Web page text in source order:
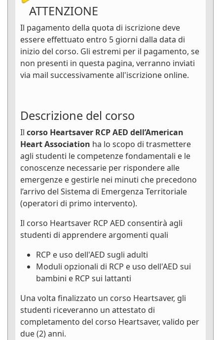
ATTENZIONE
Il pagamento della quota di iscrizione deve
essere effettuato entro 5 giorni dalla data di
inizio del corso. Gli estremi per il pagamento, se
non presenti in questa pagina, verranno inviati
via mail successivamente all'iscrizione online.
Descrizione del corso
Il corso Heartsaver RCP AED dell’American
Heart Association ha lo scopo di trasmettere
agli studenti le competenze fondamentali e le
conoscenze necessarie per rispondere alle
emergenze e gestirle nei minuti che precedono
l’arrivo del Sistema di Emergenza Territoriale
(operatori di primo intervento).
Il corso Heartsaver RCP AED consentirà agli
studenti di apprendere argomenti quali
RCP e uso dell'AED sugli adulti
Moduli opzionali di RCP e uso dell'AED sui
bambini e RCP sui lattanti
Una volta finalizzato un corso Heartsaver, gli
studenti riceveranno un attestato di
completamento del corso Heartsaver, valido per
due (2) anni.